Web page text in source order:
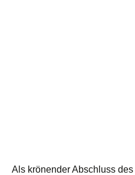
Als krönender Abschluss